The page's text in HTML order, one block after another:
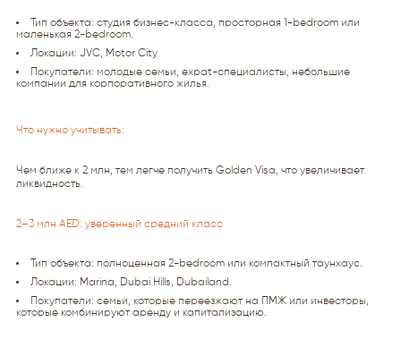
Тип объекта: студия бизнес-класса, просторная 1-bedroom или
маленькая 2-bedroom.
Локации: JVC, Motor City
Покупатели: молодые семьи, expat-специалисты, небольшие
компании для корпоративного жилья.
Что нужно учитывать:
Чем ближе к 2 млн, тем легче получить Golden Visa, что увеличивает
ликвидность.
2–3 млн AED: уверенный средний класс
Тип объекта: полноценная 2-bedroom или компактный таунхаус.
Локации: Marina, Dubai Hills, Dubailand.
Покупатели: семьи, которые переезжают на ПМЖ или инвесторы,
которые комбинируют аренду и капитализацию.